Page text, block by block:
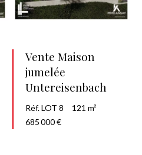
Vente Maison
jumelée
Untereisenbach
Réf. LOT 8
121 m²
685 000 €